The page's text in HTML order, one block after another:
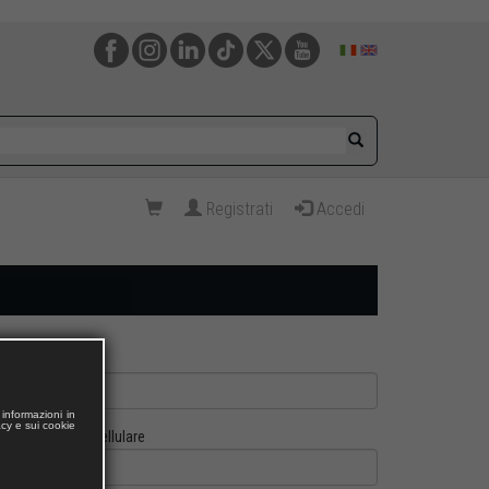
Registrati Accedi
Cellulare
in
e sui cookie